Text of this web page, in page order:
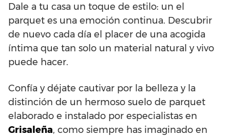
Dale a tu casa un toque de estilo: un el
parquet es una emoción continua. Descubrir
de nuevo cada día el placer de una acogida
íntima que tan solo un material natural y vivo
puede hacer.
Confía y déjate cautivar por la belleza y la
distinción de un hermoso suelo de parquet
elaborado e instalado por especialistas en
Grisaleña, como siempre has imaginado en